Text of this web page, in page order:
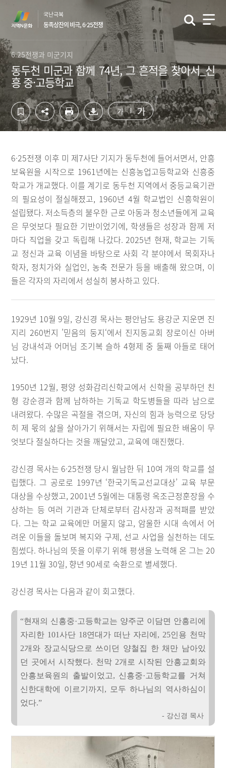
영
역
바
로
가
기
역
바
로
가
기
국난극복
동족상잔의 비극, 6·25전쟁
6.25전쟁과 미군기지
동두천 미군과 함께 74년, 그 흔적을 찾아서_신
흥 중·고등학교
가 가
6·25전쟁 이후 미 제7사단 기지가 동두천에 들어서면서, 안흥
보육원을 시작으로 1961년에는 신흥농업고등학교와 신흥중
학교가 개교했다. 이를 계기로 동두천 지역에서 중등교육기관
의 필요성이 절실해졌고, 1960년 4월 학교법인 신흥학원이
설립됐다. 저소득층의 불우한 근로 아동과 청소년들에게 교육
은 무엇보다 필요한 기반이었기에, 학생들은 성장과 함께 저
마다 직업을 갖고 독립해 나갔다. 2025년 현재, 학교는 기독
교 정신과 교육 이념을 바탕으로 사회 각 분야에서 목회자나
학자, 정치가와 실업인, 농축 전문가 등을 배출해 왔으며, 이
들은 각자의 자리에서 성실히 봉사하고 있다.
1929년 10월 9일, 강신경 목사는 평안남도 용강군 지운면 진
지리 260번지 ’믿음의 둥지‘에서 진지동교회 장로이신 아버
님 강내석과 어머님 조기복 슬하 4형제 중 둘째 아들로 태어
났다.
1950년 12월, 평양 성화감리신학교에서 신학을 공부하던 친
형 강순경과 함께 남하하는 기독교 학도병들을 따라 남으로
내려왔다. 수많은 곡절을 겪으며, 자신의 힘과 능력으로 당당
히 제 몫의 삶을 살아가기 위해서는 자립에 필요한 배움이 무
엇보다 절실하다는 것을 깨달았고, 교육에 매진했다.
강신경 목사는 6·25전쟁 당시 월남한 뒤 10여 개의 학교를 설
립했다. 그 공로로 1997년 ‘한국기독교선교대상’ 교육 부문
대상을 수상했고, 2001년 5월에는 대통령 옥조근정훈장을 수
상하는 등 여러 기관과 단체로부터 감사장과 공적패를 받았
다. 그는 학교 교육에만 머물지 않고, 암울한 시대 속에서 어
려운 이들을 돌보며 복지와 구제, 선교 사업을 실천하는 데도
힘썼다. 하나님의 뜻을 이루기 위해 평생을 노력해 온 그는 20
19년 11월 30일, 향년 90세로 숙환으로 별세했다.
강신경 목사는 다음과 같이 회고했다.
“현재의 신흥중·고등학교는 양주군 이담면 안흥리에
자리한 101사단 18연대가 떠난 자리에, 25인용 천막
2개와 장교식당으로 쓰이던 양철집 한 채만 남아있
던 곳에서 시작했다. 천막 2개로 시작된 안흥교회와
안흥보육원의 출발이었고, 신흥중·고등학교를 거쳐
신한대학에 이르기까지, 모두 하나님의 역사하심이
었다.”
- 강신경 목사